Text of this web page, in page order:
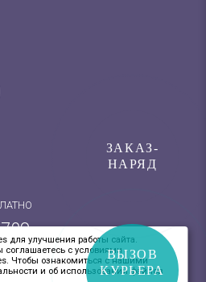
ЗАКАЗ-
НАРЯД
ВЫЗОВ
КУРЬЕРА
для улучшения работы сайта.
соглашаетесь с условиями
Чтобы ознакомиться с нашими
и об использовании файлов